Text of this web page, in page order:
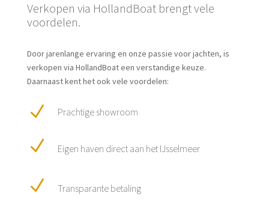
Verkopen via HollandBoat brengt vele
voordelen.
Door jarenlange ervaring en onze passie voor jachten, is
verkopen via HollandBoat een verstandige keuze.
Daarnaast kent het ook vele voordelen:
N Prachtige showroom
N Eigen haven direct aan het IJsselmeer
N Transparante betaling